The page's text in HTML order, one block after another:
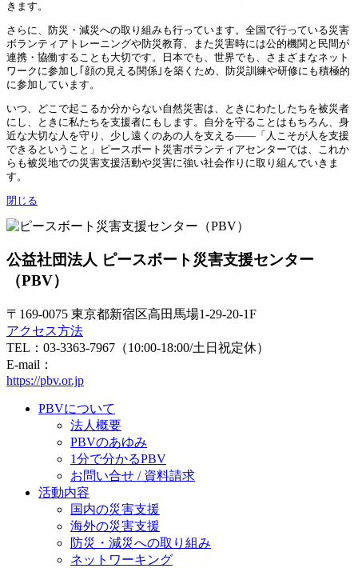
きます。
さらに、防災・減災への取り組みも行っています。全国で行っている災害
ボランティアトレーニングや防災教育、また災害時には公的機関と民間が
連携・協働することも大切です。日本でも、世界でも、さまざまなネット
ワークに参加し｢顔の見える関係｣を築くため、防災訓練や研修にも積極的
に参加しています。
いつ、どこで起こるか分からない自然災害は、ときにわたしたちを被災者
にし、ときに私たちを支援者にもします。自分を守ることはもちろん、身
近な大切な人を守り、少し遠くのあの人を支える——「人こそが人を支援
できるということ」ピースボート災害ボランティアセンターでは、これか
らも被災地での災害支援活動や災害に強い社会作りに取り組んでいきま
す。
閉じる
公益社団法人 ピースボート災害支援センター
（PBV）
〒169-0075 東京都新宿区高田馬場1-29-20-1F
アクセス方法
TEL：03-3363-7967（10:00-18:00/土日祝定休）
E-mail：
https://pbv.or.jp
PBVについて
法人概要
PBVのあゆみ
1分で分かるPBV
お問い合せ / 資料請求
活動内容
国内の災害支援
海外の災害支援
防災・減災への取り組み
ネットワーキング